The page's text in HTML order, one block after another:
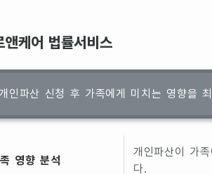
앤케어 법률서비스
인파산 신청 후 가족에게 미치는 영향을
영향 분석
개인파산이 가
다.